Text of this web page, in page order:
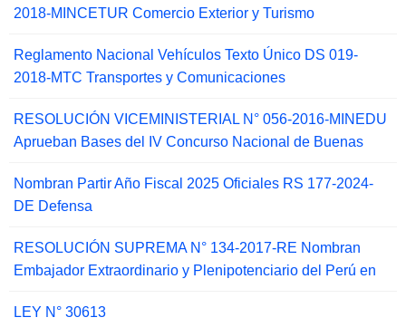
2018-MINCETUR Comercio Exterior y Turismo
Reglamento Nacional Vehículos Texto Único DS 019-
2018-MTC Transportes y Comunicaciones
RESOLUCIÓN VICEMINISTERIAL N° 056-2016-MINEDU
Aprueban Bases del IV Concurso Nacional de Buenas
Nombran Partir Año Fiscal 2025 Oficiales RS 177-2024-
DE Defensa
RESOLUCIÓN SUPREMA N° 134-2017-RE Nombran
Embajador Extraordinario y Plenipotenciario del Perú en
LEY N° 30613